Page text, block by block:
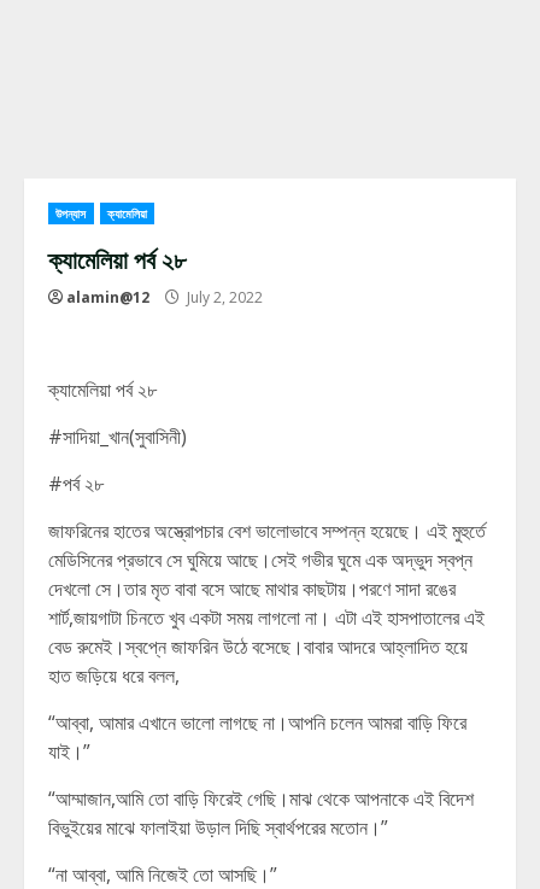
উপন্যাস ক্যামেলিয়া
ক্যামেলিয়া পর্ব ২৮
alamin@12 July 2, 2022
ক্যামেলিয়া পর্ব ২৮
#সাদিয়া_খান(সুবাসিনী)
#পর্ব ২৮
জাফরিনের হাতের অস্ত্রোপচার বেশ ভালোভাবে সম্পন্ন হয়েছে। এই মুহুর্তে
মেডিসিনের প্রভাবে সে ঘুমিয়ে আছে।সেই গভীর ঘুমে এক অদ্ভুদ স্বপ্ন
দেখলো সে।তার মৃত বাবা বসে আছে মাথার কাছটায়।পরণে সাদা রঙের
শার্ট,জায়গাটা চিনতে খুব একটা সময় লাগলো না। এটা এই হাসপাতালের এই
বেড রুমেই।স্বপ্নে জাফরিন উঠে বসেছে।বাবার আদরে আহ্লাদিত হয়ে
হাত জড়িয়ে ধরে বলল,
“আব্বা, আমার এখানে ভালো লাগছে না।আপনি চলেন আমরা বাড়ি ফিরে
যাই।”
“আম্মাজান,আমি তো বাড়ি ফিরেই গেছি।মাঝ থেকে আপনাকে এই বিদেশ
বিভুইয়ের মাঝে ফালাইয়া উড়াল দিছি স্বার্থপরের মতোন।”
“না আব্বা, আমি নিজেই তো আসছি।”